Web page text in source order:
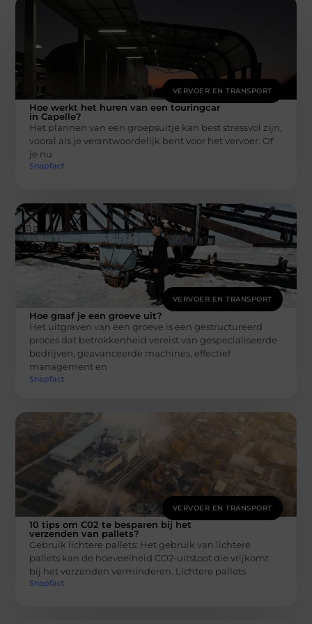
VERVOER EN TRANSPORT
Hoe werkt het huren van een touringcar
in Capelle?
Het plannen van een groepsuitje kan best stressvol zijn,
vooral als je verantwoordelijk bent voor het vervoer. Of
je nu
Snapfact
VERVOER EN TRANSPORT
Hoe graaf je een groeve uit?
Het uitgraven van een groeve is een gestructureerd
proces dat betrokkenheid vereist van gespecialiseerde
bedrijven, geavanceerde machines, effectief
management en
Snapfact
VERVOER EN TRANSPORT
10 tips om C02 te besparen bij het
verzenden van pallets?
Gebruik lichtere pallets: Het gebruik van lichtere
pallets kan de hoeveelheid CO2-uitstoot die vrijkomt
bij het verzenden verminderen. Lichtere pallets
Snapfact